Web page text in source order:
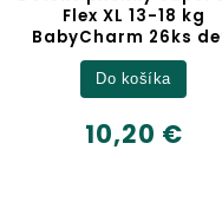
Flex XL 13-18 kg
BabyCharm 26ks
10,20 €
Do košíka